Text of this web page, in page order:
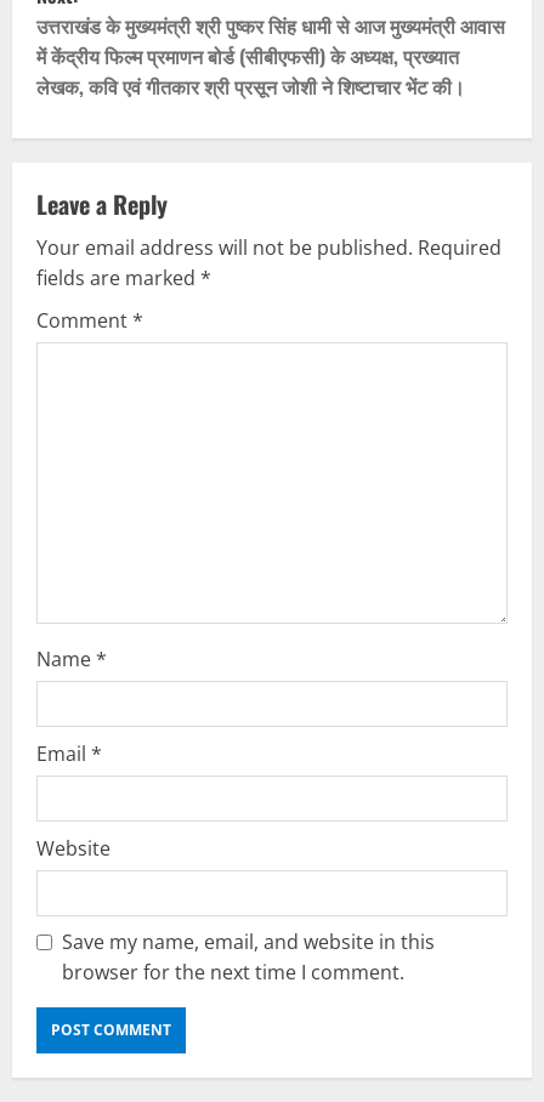
t
n
a
v
i
g
a
उत्तराखंड के मुख्यमंत्री श्री पुष्कर सिंह धामी से आज मुख्यमंत्री आवास
में केंद्रीय फिल्म प्रमाणन बोर्ड (सीबीएफसी) के अध्यक्ष, प्रख्यात
लेखक, कवि एवं गीतकार श्री प्रसून जोशी ने शिष्टाचार भेंट की।
Leave a Reply
Your email address will not be published. Required
fields are marked *
Comment*
Name*
Email *
Website
Save my name, email, and website in this
browser for the next time I comment.